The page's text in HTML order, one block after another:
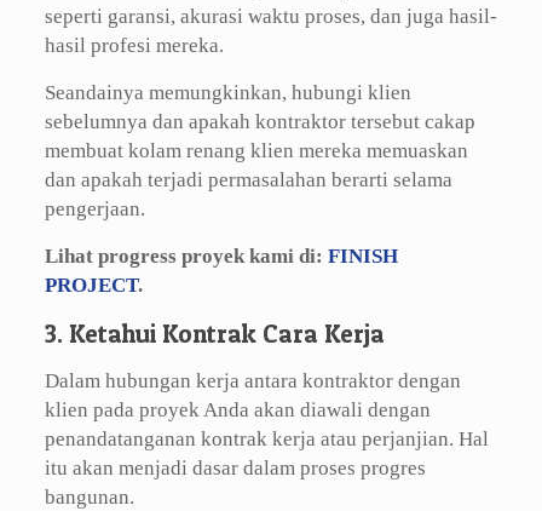
seperti garansi, akurasi waktu proses, dan juga hasil-
hasil profesi mereka.
Seandainya memungkinkan, hubungi klien
sebelumnya dan apakah kontraktor tersebut cakap
membuat kolam renang klien mereka memuaskan
dan apakah terjadi permasalahan berarti selama
pengerjaan.
Lihat progress proyek kami di: FINISH
PROJECT.
3. Ketahui Kontrak Cara Kerja
Dalam hubungan kerja antara kontraktor dengan
klien pada proyek Anda akan diawali dengan
penandatanganan kontrak kerja atau perjanjian. Hal
itu akan menjadi dasar dalam proses progres
bangunan.